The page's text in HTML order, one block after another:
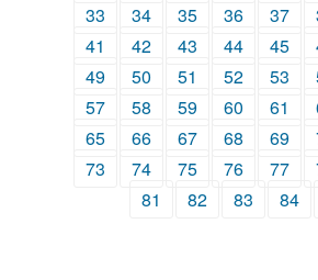
33
34 35 36 37
41
42 43 44 45
49
50 51 52 53
57
58 59 60 61
65
66 67 68 69
73
74 75 76 77
81
82 83 84